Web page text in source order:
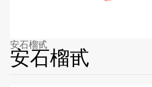
安石榴甙
安石榴甙